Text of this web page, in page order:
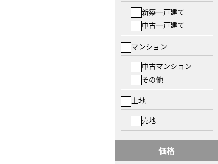
新築一戸建て
中古一戸建て
マンション
中古マンション
その他
土地
売地
価格